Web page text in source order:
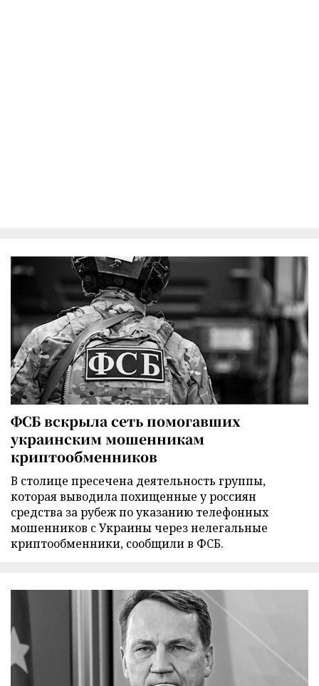
ФСБ вскрыла сеть помогавших
украинским мошенникам
криптообменников
В столице пресечена деятельность группы,
которая выводила похищенные у россиян
средства за рубеж по указанию телефонных
мошенников с Украины через нелегальные
криптообменники, сообщили в ФСБ.